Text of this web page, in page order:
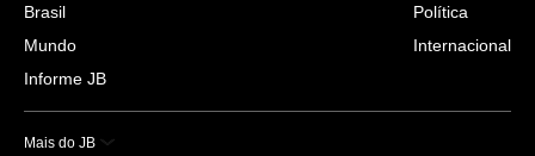
Brasil
Mundo
Informe JB
Política
Internacional
Mais do JB